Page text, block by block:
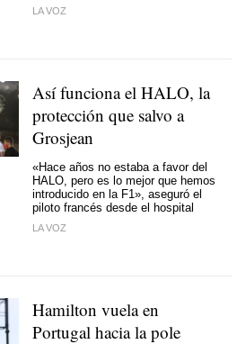
LA VOZ
Así funciona el HALO, la
protección que salvo a
Grosjean
«Hace años no estaba a favor del
HALO, pero es lo mejor que hemos
introducido en la F1», aseguró el
piloto francés desde el hospital
LA VOZ
Hamilton vuela en
Portugal hacia la pole